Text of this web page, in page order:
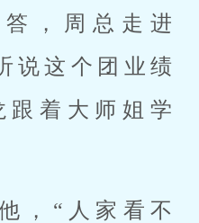
，周总走进
说这个团业绩
跟着大师姐学
，“人家看不